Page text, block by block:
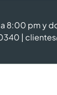
8:00 pm y
|